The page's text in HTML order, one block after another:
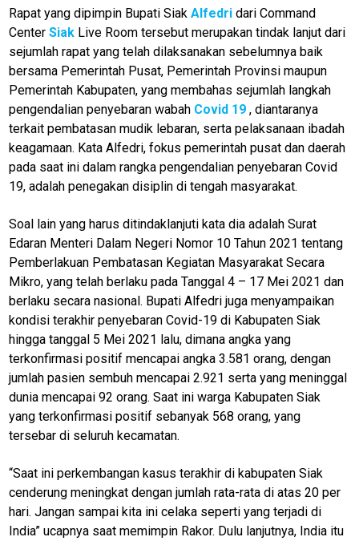
Rapat yang dipimpin Bupati SiakAlfedri dari Command
CenterSiak Live Room tersebut merupakan tindak lanjut dari
sejumlah rapat yang telah dilaksanakan sebelumnya baik
bersama Pemerintah Pusat, Pemerintah Provinsi maupun
Pemerintah Kabupaten, yang membahas sejumlah langkah
pengendalian penyebaran wabah Covid 19 , diantaranya
terkait pembatasan mudik lebaran, serta pelaksanaan ibadah
keagamaan. Kata Alfedri, fokus pemerintah pusat dan daerah
pada saat ini dalam rangka pengendalian penyebaran Covid
19, adalah penegakan disiplin di tengah masyarakat.
Soal lain yang harus ditindaklanjuti kata dia adalah Surat
Edaran Menteri Dalam Negeri Nomor 10 Tahun 2021 tentang
Pemberlakuan Pembatasan Kegiatan Masyarakat Secara
Mikro, yang telah berlaku pada Tanggal 4 – 17 Mei 2021 dan
berlaku secara nasional. Bupati Alfedri juga menyampaikan
kondisi terakhir penyebaran Covid-19 di Kabupaten Siak
hingga tanggal 5 Mei 2021 lalu, dimana angka yang
terkonfirmasi positif mencapai angka 3.581 orang, dengan
jumlah pasien sembuh mencapai 2.921 serta yang meninggal
dunia mencapai 92 orang. Saat ini warga Kabupaten Siak
yang terkonfirmasi positif sebanyak 568 orang, yang
tersebar di seluruh kecamatan.
“Saat ini perkembangan kasus terakhir di kabupaten Siak
cenderung meningkat dengan jumlah rata-rata di atas 20 per
hari. Jangan sampai kita ini celaka seperti yang terjadi di
India” ucapnya saat memimpin Rakor. Dulu lanjutnya, India itu